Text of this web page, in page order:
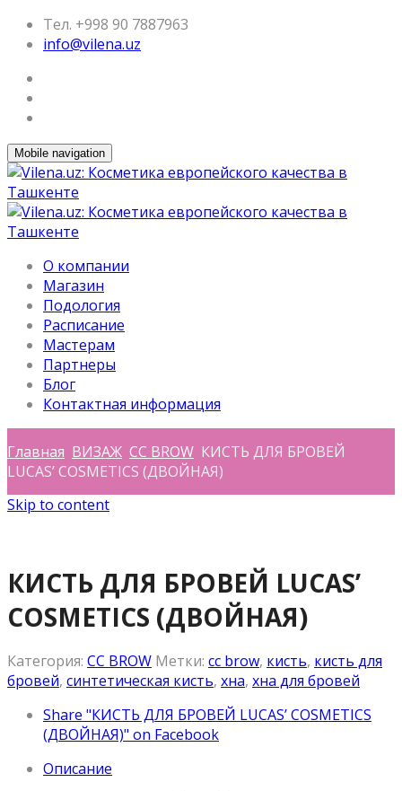
Тел. +998 90 7887963
info@vilena.uz
Mobile navigation
О компании
Магазин
Подология
Расписание
Мастерам
Партнеры
Блог
Контактная информация
Главная ВИЗАЖ CC BROW КИСТЬ ДЛЯ БРОВЕЙ
LUCAS’ COSMETICS (ДВОЙНАЯ)
Skip to content
КИСТЬ ДЛЯ БРОВЕЙ LUCAS’
COSMETICS (ДВОЙНАЯ)
Категория: CC BROW Метки: cc brow, кисть, кисть для
бровей, синтетическая кисть, хна, хна для бровей
Share "КИСТЬ ДЛЯ БРОВЕЙ LUCAS’ COSMETICS
(ДВОЙНАЯ)" on Facebook
Описание